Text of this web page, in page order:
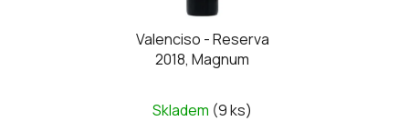
Valenciso - Reserva
2018, Magnum
Skladem (9 ks)